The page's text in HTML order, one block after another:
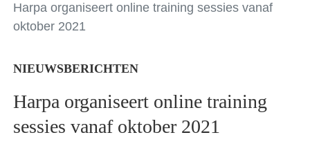
Harpa organiseert online training sessies vanaf
oktober 2021
NIEUWSBERICHTEN
Harpa organiseert online training
sessies vanaf oktober 2021